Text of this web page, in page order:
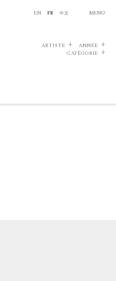
EN FR 中文 MENU
ARTISTE
ANNÉE
CATÉGORIE